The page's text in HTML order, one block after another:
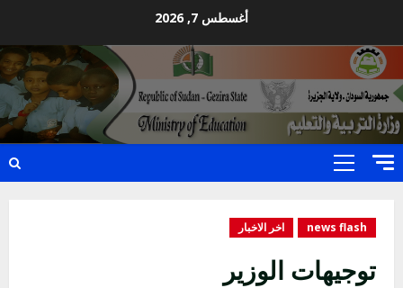
content
أغسطس 7, 2026
Primary
news flash اخر الاخبار
توجيهات الوزير